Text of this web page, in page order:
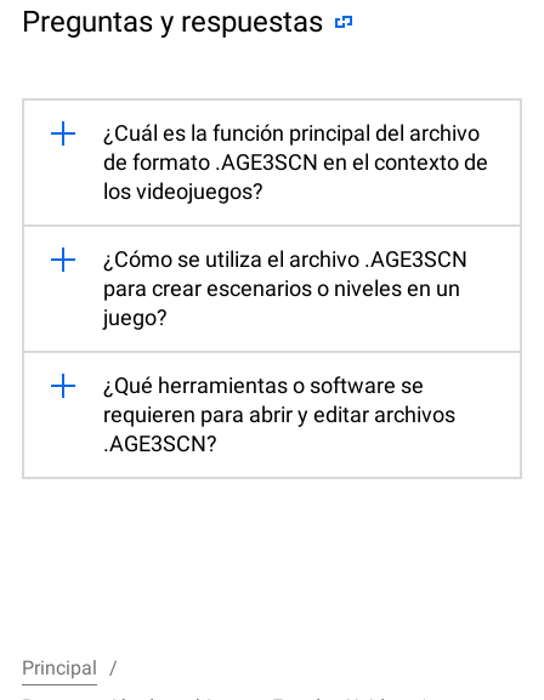
Preguntas y respuestas
¿Cuál es la función principal del archivo
de formato .AGE3SCN en el contexto de
los videojuegos?
¿Cómo se utiliza el archivo .AGE3SCN
para crear escenarios o niveles en un
juego?
¿Qué herramientas o software se
requieren para abrir y editar archivos
.AGE3SCN?
Principal